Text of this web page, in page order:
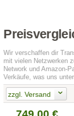
Wir verschaffen dir
mit vielen Netzwerken
Network und Amazon-
Verkäufe, was uns
zzgl. Versand